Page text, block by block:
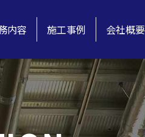
内容 施工事例 会社概要